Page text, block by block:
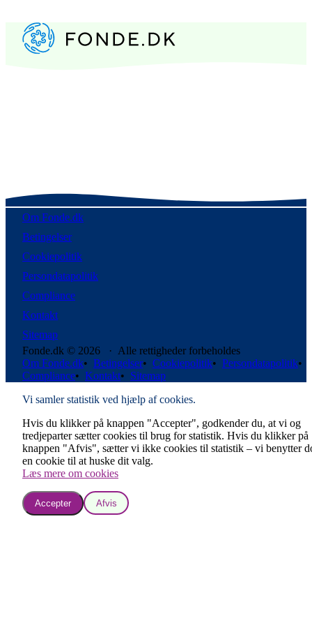
Om Fonde.dk
Betingelser
Cookiepolitik
Persondatapolitik
Compliance
Kontakt
Sitemap
Fonde.dk © 2026 · Alle rettigheder forbeholdes
Om Fonde.dk• Betingelser• Cookiepolitik• Persondatapolitik•
Compliance• Kontakt• Sitemap
Vi samler statistik ved hjælp af cookies.
Hvis du klikker på knappen "Accepter", godkender du, at vi og
tredjeparter sætter cookies til brug for statistik. Hvis du klikker på
knappen "Afvis", sætter vi ikke cookies til statistik – vi benytter
en cookie til at huske dit valg.
Læs mere om cookies
Accepter Afvis